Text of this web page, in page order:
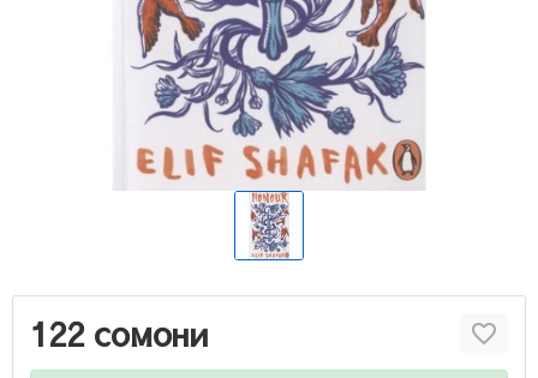
122 сомони